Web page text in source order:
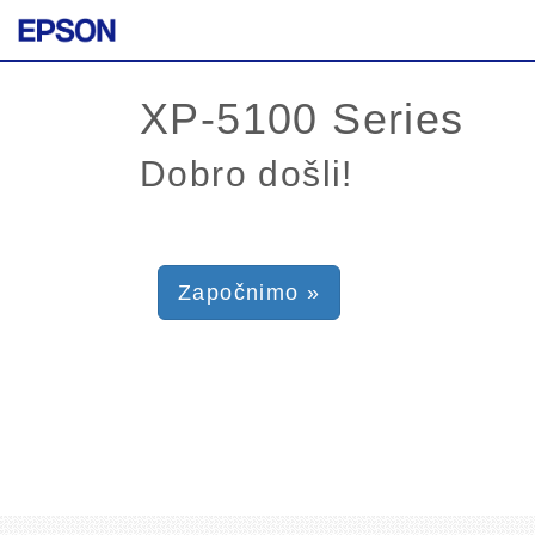
Dobro došli!
Započnimo »